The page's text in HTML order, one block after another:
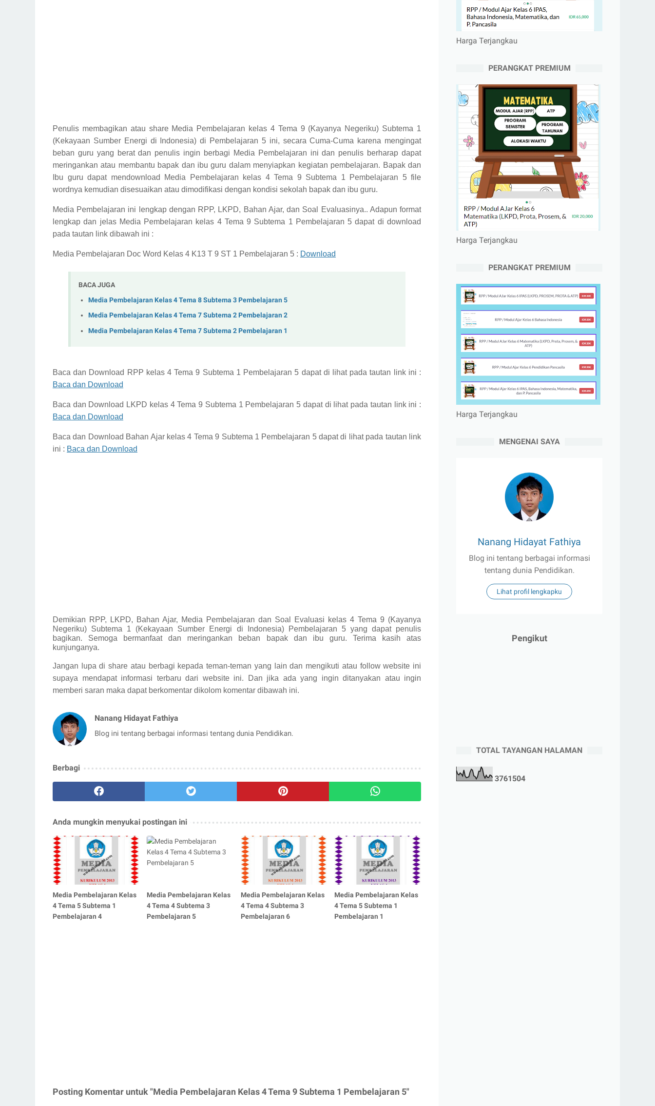
Penulis membagikan atau share Media Pembelajaran kelas 4 Tema 9 (Kayanya Negeriku) Subtema 1
(Kekayaan Sumber Energi di Indonesia) di Pembelajaran 5 ini, secara Cuma-Cuma karena mengingat
beban guru yang berat dan penulis ingin berbagi Media Pembelajaran ini dan penulis berharap dapat
meringankan atau membantu bapak dan ibu guru dalam menyiapkan kegiatan pembelajaran. Bapak dan
Ibu guru dapat mendownload Media Pembelajaran kelas 4 Tema 9 Subtema 1 Pembelajaran 5 file
wordnya kemudian disesuaikan atau dimodifikasi dengan kondisi sekolah bapak dan ibu guru.
Media Pembelajaran ini lengkap dengan RPP, LKPD, Bahan Ajar, dan Soal Evaluasinya.. Adapun format
lengkap dan jelas Media Pembelajaran kelas 4 Tema 9 Subtema 1 Pembelajaran 5dapat di download
pada tautan link dibawah ini :
Media Pembelajaran Doc Word Kelas 4 K13 T 9 ST 1 Pembelajaran 5 : Download
BACA JUGA
Media Pembelajaran Kelas 4 Tema 8 Subtema 3 Pembelajaran 5
Media Pembelajaran Kelas 4 Tema 7 Subtema 2 Pembelajaran 2
Media Pembelajaran Kelas 4 Tema 7 Subtema 2 Pembelajaran 1
Baca dan Download RPP kelas 4 Tema 9 Subtema 1 Pembelajaran 5 dapat di lihat pada tautan link ini :
Baca dan Download
Baca dan Download LKPD kelas 4 Tema 9 Subtema 1 Pembelajaran 5 dapat di lihat pada tautan link ini :
Baca dan Download
Baca dan Download Bahan Ajar kelas 4 Tema 9 Subtema 1 Pembelajaran 5dapat di lihat pada tautan link
ini : Baca dan Download
Demikian RPP, LKPD, Bahan Ajar, Media Pembelajaran dan Soal Evaluasi kelas 4 Tema 9 (Kayanya
Negeriku) Subtema 1 (Kekayaan Sumber Energi di Indonesia) Pembelajaran 5 yang dapat penulis
bagikan. Semoga bermanfaat dan meringankan beban bapak dan ibu guru. Terima kasih atas
kunjunganya.
Jangan lupa di share atau berbagi kepada teman-teman yang lain dan mengikuti atau follow website ini
supaya mendapat informasi terbaru dari website ini. Dan jika ada yang ingin ditanyakan atau ingin
memberi saran maka dapat berkomentar dikolom komentar dibawah ini.
Nanang Hidayat Fathiya
Blog ini tentang berbagai informasi tentang dunia Pendidikan.
Berbagi
Anda mungkin menyukai postingan ini
Media Pembelajaran Kelas
4 Tema 5 Subtema 1
Pembelajaran 4
Media Pembelajaran Kelas
4 Tema 4 Subtema 3
Pembelajaran 5
Media Pembelajaran Kelas
4 Tema 4 Subtema 3
Pembelajaran 6
Media Pembelajaran Kelas
4 Tema 5 Subtema 1
Pembelajaran 1
Posting Komentar untuk "Media Pembelajaran Kelas 4 Tema 9 Subtema 1 Pembelajaran 5"
Harga Terjangkau
PERANGKAT PREMIUM
Harga Terjangkau
PERANGKAT PREMIUM
Harga Terjangkau
MENGENAI SAYA
Nanang Hidayat Fathiya
Blog ini tentang berbagai informasi
tentang dunia Pendidikan.
Lihat profil lengkapku
Pengikut
TOTAL TAYANGAN HALAMAN
3761504